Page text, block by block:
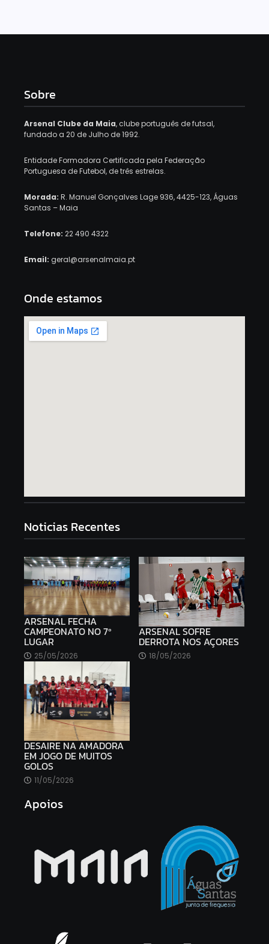
Sobre
Arsenal Clube da Maia, clube português de futsal,
fundado a 20 de Julho de 1992.
Entidade Formadora Certificada pela Federação
Portuguesa de Futebol, de três estrelas.
Morada: R. Manuel Gonçalves Lage 936, 4425-123, Águas
Santas – Maia
Telefone: 22 490 4322
Email: geral@arsenalmaia.pt
Onde estamos
Noticias Recentes
ARSENAL FECHA
CAMPEONATO NO 7º
LUGAR
25/05/2026
ARSENAL SOFRE
DERROTA NOS AÇORES
18/05/2026
DESAIRE NA AMADORA
EM JOGO DE MUITOS
GOLOS
11/05/2026
Apoios